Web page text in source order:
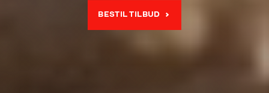
BESTIL TILBUD